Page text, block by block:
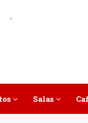
.
Salas